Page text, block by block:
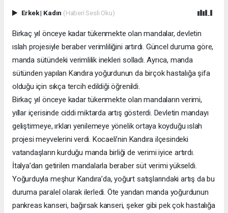
Erkek| Kadın (Haberi Sesli Oku)
Birkaç yıl önceye kadar tükenmekte olan mandalar, devletin
ıslah projesiyle beraber verimliliğini artırdı. Güncel duruma göre,
manda sütündeki verimlilik inekleri solladı. Ayrıca, manda
sütünden yapılan Kandıra yoğurdunun da birçok hastalığa şifa
olduğu için sıkça tercih edildiği öğrenildi.
Birkaç yıl önceye kadar tükenmekte olan mandaların verimi,
yıllar içerisinde ciddi miktarda artış gösterdi. Devletin mandayı
geliştirmeye, ırkları yenilemeye yönelik ortaya koyduğu ıslah
projesi meyvelerini verdi. Kocaeli’nin Kandıra ilçesindeki
vatandaşların kurduğu manda birliği de verimi iyice artırdı.
İtalya’dan getirilen mandalarla beraber süt verimi yükseldi.
Yoğurduyla meşhur Kandıra’da, yoğurt satışlarındaki artış da bu
duruma paralel olarak ilerledi. Öte yandan manda yoğurdunun
pankreas kanseri, bağırsak kanseri, şeker gibi pek çok hastalığa